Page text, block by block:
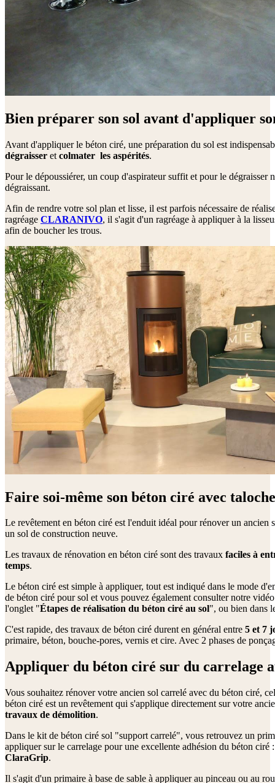
Bien préparer son sol avant d'appliquer
Avant d'appliquer le béton ciré, une préparation du sol est
dégraisser et colmater les aspérités.
Pour le dépoussiérer, un coup d'aspirateur suffit et pour le dégraisser
dégraissant.
Afin de rendre votre sol plan et lisse, il est parfois nécessaire de
ragréage CLARANIVO, il s'agit d'un ragréage à appliquer à la
afin de boucher les trous.
Faire soi-même son béton ciré avec
Le revêtement en béton ciré est l'enduit idéal pour rénover un ancien
un sol de construction neuve.
Les travaux de rénovation en béton ciré sont des travaux faciles à
temps.
Le béton ciré est simple à appliquer, tout est indiqué dans le mode
de béton ciré pour sol et vous pouvez également consulter notre
l'onglet "Étapes de réalisation du béton ciré au sol", ou bien dans
C'est rapide, des travaux de béton ciré durent en général entre 5 et 7
primaire, béton, bouche-pores, vernis et cire. Avec 2 phases de
Appliquer du béton ciré sur du carrelage
Vous souhaitez rénover votre ancien sol carrelé avec du béton ciré,
béton ciré est un revêtement qui s'applique directement sur votre
travaux de démolition.
Dans le kit de béton ciré sol "support carrelé", vous retrouvez un
appliquer sur le carrelage pour une excellente adhésion du béton ciré
ClaraGrip.
Il s'agit d'un primaire à base de sable à appliquer au pinceau ou au